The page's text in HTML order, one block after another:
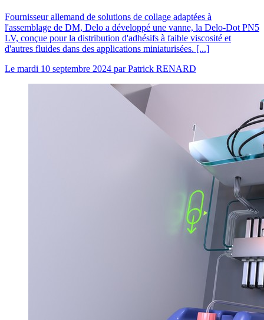
Fournisseur allemand de solutions de collage adaptées à
l'assemblage de DM, Delo a développé une vanne, la Delo-Dot PN5
LV, conçue pour la distribution d'adhésifs à faible viscosité et
d'autres fluides dans des applications miniaturisées. [...]
Le mardi 10 septembre 2024 parPatrick RENARD